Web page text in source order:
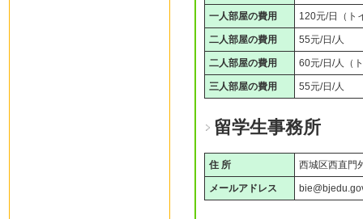
一人部屋の費用 120元/日（ト
二人部屋の費用 55元/日/人
二人部屋の費用 60元/日/人（
三人部屋の費用 55元/日/人
留学生事務所
住 所 西城区西直門
メールアドレス